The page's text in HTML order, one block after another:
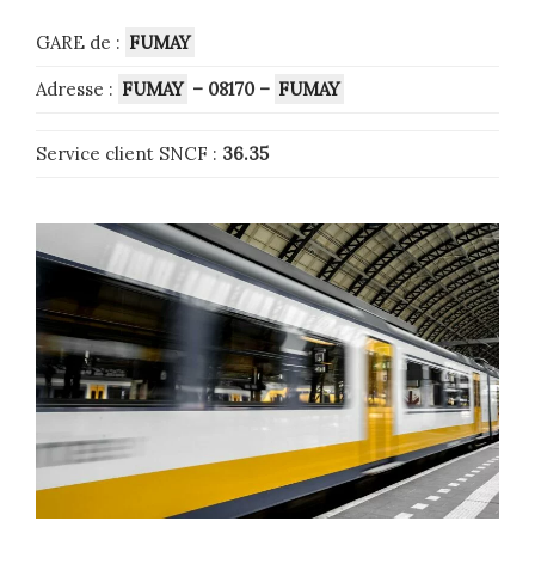
GARE de : FUMAY
Adresse : FUMAY – 08170 – FUMAY
Service client SNCF : 36.35